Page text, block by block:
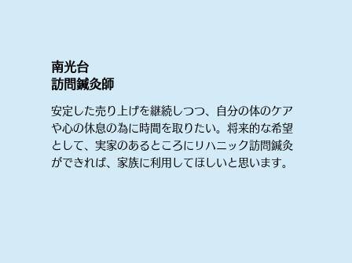
南光台
​訪問鍼灸師
安定した売り上げを継続しつつ、自分の体のケア
や心の休息の為に時間を取りたい。将来的な希望
として、実家のあるところにリハニック訪問鍼灸
ができれば、家族に利用してほしいと思います。